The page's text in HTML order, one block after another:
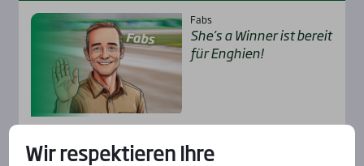
Fabs
She’s a Win­ner ist bereit
für Eng­hien!
Pie­ce of Cake – glatt­ge­
Wir respektieren Ihre